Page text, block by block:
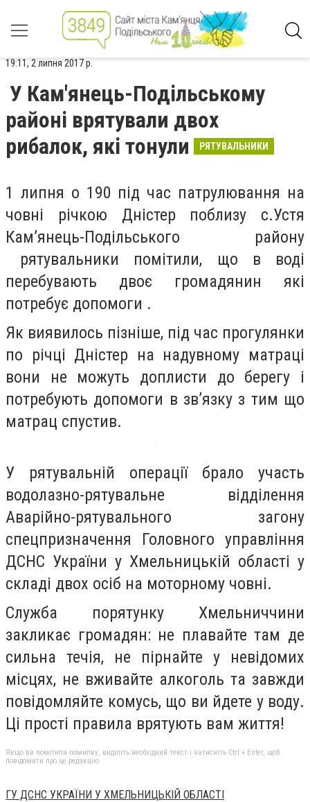
19:11, 2 липня 2017 р.
У Кам'янець-Подільському
районі врятували двох
рибалок, які тонули
РЯТУВАЛЬНИКИ
1 липня о 190 під час патрулювання на
човні річкою Дністер поблизу с.Устя
Кам’янець-Подільського району
рятувальники помітили, що в воді
перебувають двоє громадянин які
потребує допомоги .
Як виявилось пізніше, під час прогулянки
по річці Дністер на надувному матраці
вони не можуть доплисти до берегу і
потребують допомоги в зв’язку з тим що
матрац спустив.
У рятувальній операції брало участь
водолазно-рятувальне відділення
Аварійно-рятувального загону
спецпризначення Головного управління
ДСНС України у Хмельницькій області у
складі двох осіб на моторному човні.
Служба порятунку Хмельниччини
закликає громадян: не плавайте там де
сильна течія, не пірнайте у невідомих
місцях, не вживайте алкоголь та завжди
повідомляйте комусь, що ви йдете у воду.
Ці прості правила врятують вам життя!
Якщо ви помітили помилку, виділіть необхідний текст і натисніть Ctrl + Enter, щоб
повідомити про це редакцію
ГУ ДСНС УКРАЇНИ У ХМЕЛЬНИЦЬКІЙ ОБЛАСТІ